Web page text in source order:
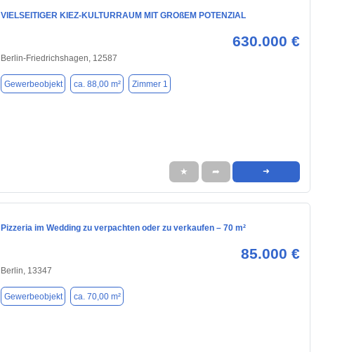
VIELSEITIGER KIEZ-KULTURRAUM MIT GROßEM POTENZIAL
630.000 €
Berlin-Friedrichshagen, 12587
Gewerbeobjekt ca. 88,00 m² Zimmer 1
★ ➦ ➜
Pizzeria im Wedding zu verpachten oder zu verkaufen – 70 m²
85.000 €
Berlin, 13347
Gewerbeobjekt ca. 70,00 m²